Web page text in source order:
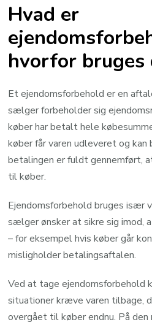
Hvad er
hvorfor bruges
Et ejendomsforbehold er en
sælger forbeholder sig
køber har betalt hele
køber får varen udleveret og kan
betalingen er fuldt gennemført,
til køber.
Ejendomsforbehold bruges især
sælger ønsker at sikre sig imod,
– for eksempel hvis køber går
misligholder betalingsaftalen.
Ved at tage ejendomsforbehold
situationer kræve varen tilbage,
overgået til køber endnu. På den